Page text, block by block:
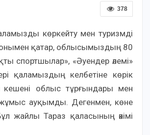
378
көркейту мен туризмді
қатар, облысымыздың 80
спортшылар», «Әуендер әлемі»
қаламыздың келбетіне көрік
кешені облыс тұрғындары мен
ауқымды. Дегенмен, көне
жайлы Тараз қаласының әкімі